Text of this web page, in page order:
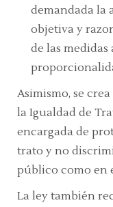
demandada la
objetiva y
de las medidas
Asimismo, se
la Igualdad de
encargada de
trato y no
público como en
La ley también